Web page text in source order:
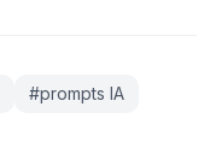
#prompts IA